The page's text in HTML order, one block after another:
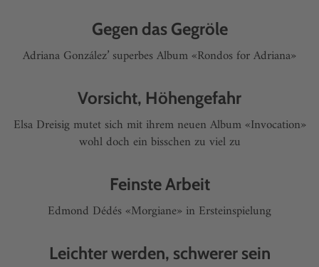
Gegen das Gegröle
Adriana González’ superbes Album «Rondos for Adriana»
Vorsicht, Höhengefahr
Elsa Dreisig mutet sich mit ihrem neuen Album «Invocation»
wohl doch ein bisschen zu viel zu
Feinste Arbeit
Edmond Dédés «Morgiane» in Ersteinspielung
Leichter werden, schwerer sein